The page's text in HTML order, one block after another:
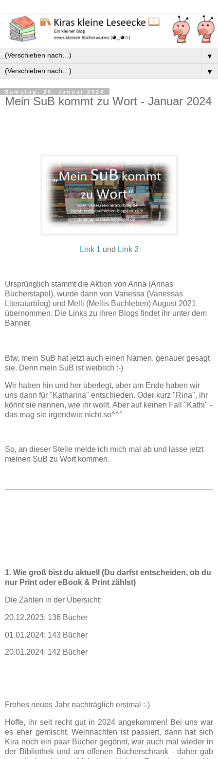
▼
▼
Samstag, 20. Januar 2024
Mein SuB kommt zu Wort - Januar 2024
Link 1 und Link 2
Ursprünglich stammt die Aktion von Anna (Annas
Bücherstapel), wurde dann von Vanessa (Vanessas
Literaturblog) und Melli (Mellis Buchleben) August 2021
übernommen. Die Links zu ihren Blogs findet ihr unter dem
Banner.
Btw, mein SuB hat jetzt auch einen Namen, genauer gesagt
sie. Denn mein SuB ist weiblich :-)
Wir haben hin und her überlegt, aber am Ende haben wir
uns dann für "Katharina" entschieden. Oder kurz "Rina", ihr
könnt sie nennen, wie ihr wollt. Aber auf keinen Fall "Kathi" -
das mag sie irgendwie nicht so^^°
So, an dieser Stelle melde ich mich mal ab und lasse jetzt
meinen SuB zu Wort kommen.
1. Wie groß bist du aktuell (Du darfst entscheiden, ob du
nur Print oder eBook & Print zählst)
Die Zahlen in der Übersicht:
20.12.2023: 136 Bücher
01.01.2024: 143 Bücher
20.01.2024: 142 Bücher
Frohes neues Jahr nachträglich erstmal :-)
Hoffe, ihr seit recht gut in 2024 angekommen! Bei uns war
es eher gemischt. Weihnachten ist passiert, dann hat sich
Kira noch ein paar Bücher gegönnt, war auch mal wieder in
der Bibliothek und am offenen Bücherschrank - daher gab